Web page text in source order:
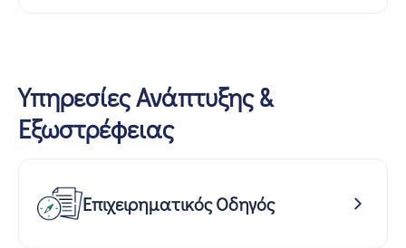
Υπηρεσίες Ανάπτυξης &
Εξωστρέφειας
Επιχειρηματικός Οδηγός